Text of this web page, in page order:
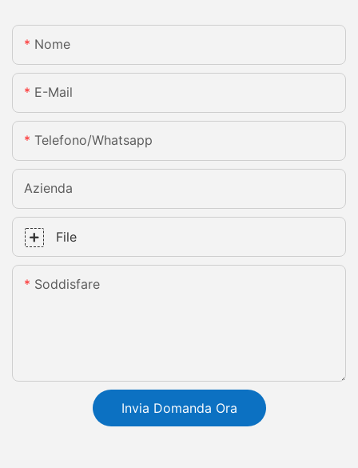
Nome
E-Mail
Telefono/whatsapp
Azienda
File
Soddisfare
Invia Domanda Ora